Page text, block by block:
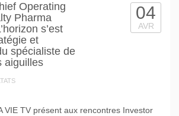
Operating
Pharma
s’est
et
spécialiste de
aiguilles
04
AVR
VIE TV présent aux rencontres Investor